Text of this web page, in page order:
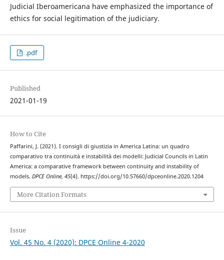
Judicial Iberoamericana have emphasized the importance of
ethics for social legitimation of the judiciary.
.pdf
Published
2021-01-19
How to Cite
Paffarini, J. (2021). I consigli di giustizia in America Latina: un quadro
comparativo tra continuità e instabilità dei modelli: Judicial Councils in Latin
America: a comparative framework between continuity and instability of
models. DPCE Online, 45(4). https://doi.org/10.57660/dpceonline.2020.1204
More Citation Formats
Issue
Vol. 45 No. 4 (2020): DPCE Online 4-2020